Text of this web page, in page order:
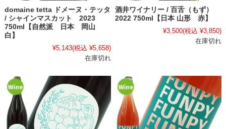
domaine tetta ドメーヌ・テッタ
/ シャインマスカット 2023
750ml【自然派 日本 岡山
白】
¥5,143(税込 ¥5,658)
在庫切れ
酒井ワイナリー / 百舌（もず）
2022 750ml【日本 山形 赤】
¥3,500(税込 ¥3,850)
在庫切れ